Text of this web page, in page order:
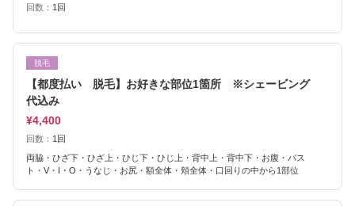
回数： 1回
脱毛
【都度払い 脱毛】お好きな部位1箇所 ※シェービング
代込み
¥4,400
回数： 1回
両脇・ひざ下・ひざ上・ひじ下・ひじ上・背中上・背中下・お腹・バス
ト・V・I・O・うなじ・お尻・額全体・頬全体・口回りの中から1部位